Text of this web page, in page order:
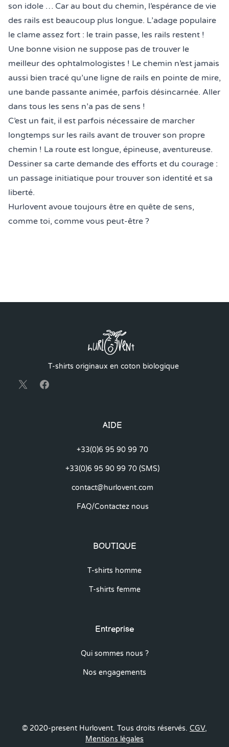
son idole … Car au bout du chemin, l’espérance de vie
des rails est beaucoup plus longue. L’adage populaire
le clame assez fort : le train passe, les rails restent !
Une bonne vision ne suppose pas de trouver le
meilleur des ophtalmologistes ! Le chemin n’est jamais
aussi bien tracé qu’une ligne de rails en pointe de mire,
une bande passante animée, parfois désincarnée. Aller
dans tous les sens n’a pas de sens !
C’est un fait, il est parfois nécessaire de marcher
longtemps sur les rails avant de trouver son propre
chemin ! La route est longue, épineuse, aventureuse.
Dessiner sa carte demande des efforts et du courage :
un passage initiatique pour trouver son identité et sa
liberté.
Hurlovent avoue toujours être en quête de sens,
comme toi, comme vous peut-être ?
T-shirts originaux en coton biologique
AIDE
+33(0)6 95 90 99 70
+33(0)6 95 90 99 70 (SMS)
contact@hurlovent.com
FAQ/Contactez nous
BOUTIQUE
T-shirts homme
T-shirts femme
Entreprise
Qui sommes nous ?
Nos engagements
© 2020-present Hurlovent. Tous droits réservés. CGV,
Mentions légales